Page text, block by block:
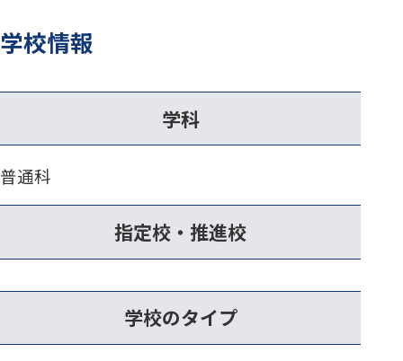
学校情報
学科
普通科
指定校・推進校
学校のタイプ